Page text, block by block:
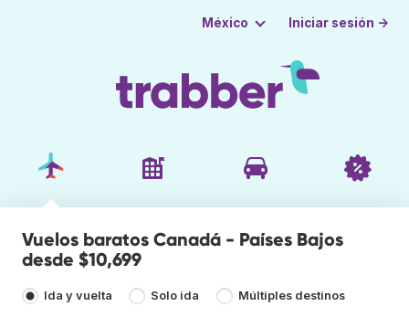
México Iniciar sesión →
Vuelos baratos Canadá - Países Bajos
desde $10,699
Ida y vuelta Solo ida Múltiples destinos